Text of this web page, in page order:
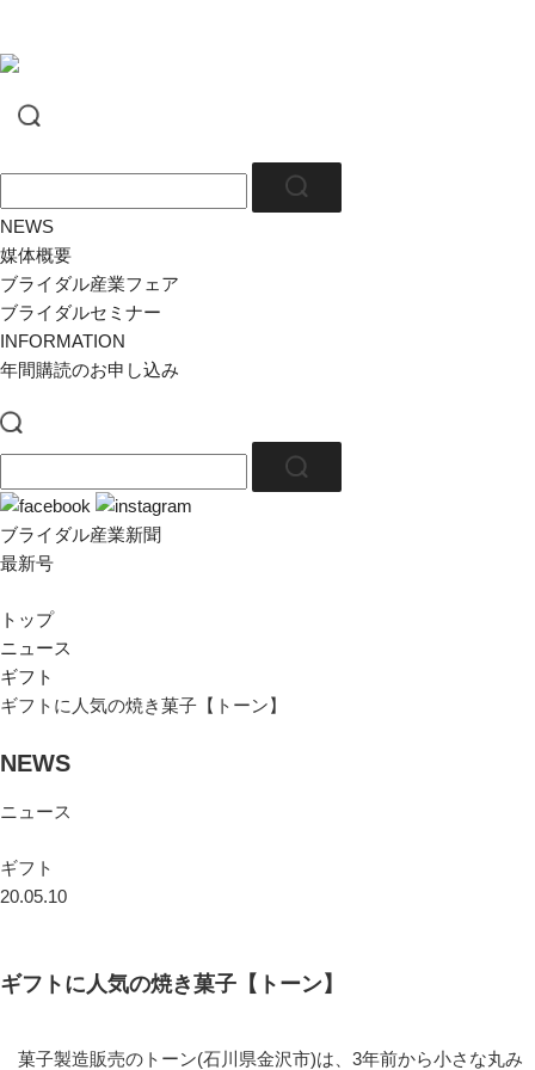
NEWS
媒体概要
ブライダル産業フェア
ブライダルセミナー
INFORMATION
年間購読のお申し込み
ブライダル産業新聞
最新号
トップ
ニュース
ギフト
ギフトに人気の焼き菓子【トーン】
NEWS
ニュース
ギフト
20.05.10
ギフトに人気の焼き菓子【トーン】
菓子製造販売のトーン(石川県金沢市)は、3年前から小さな丸み